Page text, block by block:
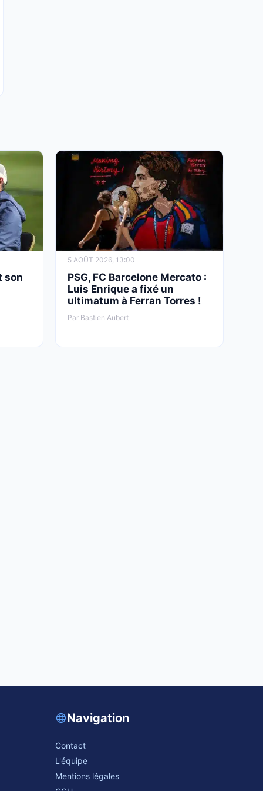
son
5 AOÛT 2026, 13:00
PSG, FC Barcelone Mercato :
Luis Enrique a fixé un
ultimatum à Ferran Torres !
Par Bastien Aubert
Navigation
Contact
L'équipe
Mentions légales